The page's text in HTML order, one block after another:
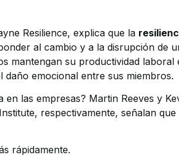
Resilience, explica que la
al cambio y a la disrupción de
mantengan su productividad laboral
daño emocional entre sus miembros.
las empresas? Martin Reeves y
respectivamente, señalan
rápidamente.